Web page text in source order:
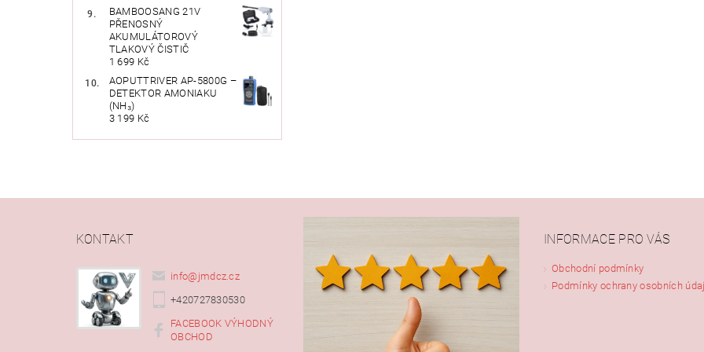
BAMBOOSANG 21V
PŘENOSNÝ
AKUMULÁTOROVÝ
TLAKOVÝ ČISTIČ
1 699 Kč
AOPUTTRIVER AP-5800G –
DETEKTOR AMONIAKU
(NH₃)
3 199 Kč
KONTAKT
info@ jmdcz.cz
+420727830530
FACEBOOK VÝHODNÝ
OBCHOD
INFORMACE PRO VÁS
Obchodní podmínky
Podmínky ochrany osobních